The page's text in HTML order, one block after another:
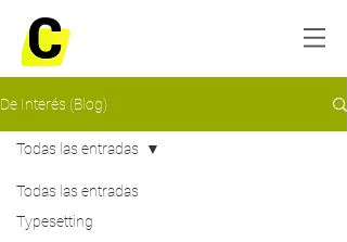
De Interés (Blog)
Todas las entradas
Typesetting
Todas las entradas